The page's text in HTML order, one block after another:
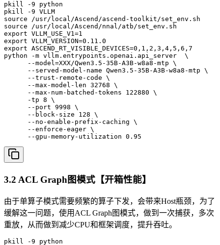
pkill -9 python
pkill -9 VLLM
source /usr/local/Ascend/ascend-toolkit/set_env.sh
source /usr/local/Ascend/nnal/atb/set_env.sh
export VLLM_USE_V1=1
export VLLM_VERSION=0.11.0
export ASCEND_RT_VISIBLE_DEVICES=0,1,2,3,4,5,6,7
python -m vllm.entrypoints.openai.api_server  \
      --model=XXX/Qwen3.5-35B-A3B-w8a8-mtp \
      --served-model-name Qwen3.5-35B-A3B-w8a8-mtp \
      --trust-remote-code \
      --max-model-len 32768 \
      --max-num-batched-tokens 122880 \
      -tp 8 \
      --port 9998 \
      --block-size 128 \
      --no-enable-prefix-caching \
      --enforce-eager \
      --gpu-memory-utilization 0.95
3.2 ACL Graph图模式【开箱性能】
由于单算子模式需要频繁的算子下发，会带来Host瓶颈，为了
缓解这一问题，使用ACL Graph图模式，做到一次捕获，多次
重放，从而做到减少CPU和框架调度，提升吞吐。
pkill -9 python